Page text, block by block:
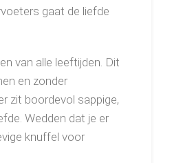
gaat de liefde
van alle leeftijden. Dit
en zonder
zit boordevol sappige,
Wedden dat je er
knuffel voor